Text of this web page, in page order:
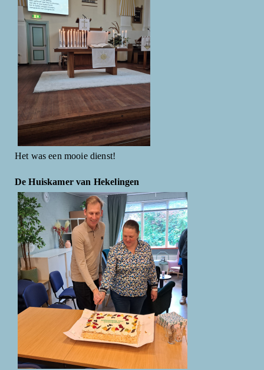
Het was een mooie dienst!
De Huiskamer van Hekelingen